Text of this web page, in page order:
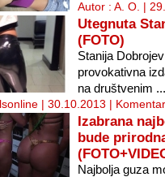
Autor : A. O. |
Utegnuta
(FOTO)
Stanija
provokativna
na društvenim ...
| 30.10.2013 |
Izabrana
bude
Najbolja guza